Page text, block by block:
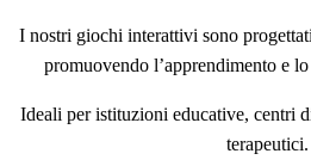
I nostri giochi interattivi sono
promuovendo l’apprendimento e
Ideali per istituzioni educative, centri
terapeutici.